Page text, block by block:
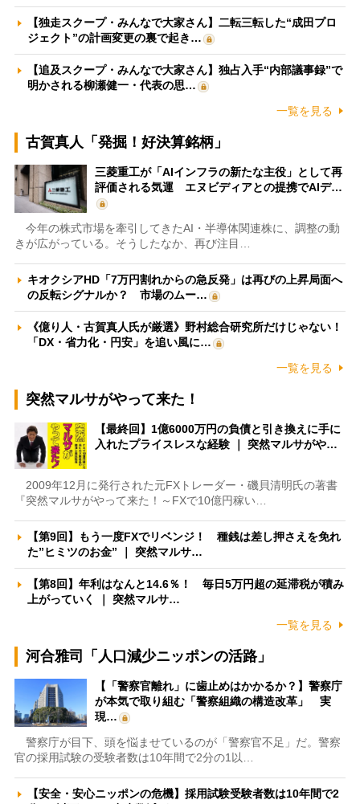
【独走スクープ・みんなで大家さん】二転三転した“成田プロ
ジェクト”の計画変更の裏で起き…
【追及スクープ・みんなで大家さん】独占入手“内部議事録”で
明かされる柳瀬健一・代表の思…
一覧を見る
古賀真人「発掘！好決算銘柄」
三菱重工が「AIインフラの新たな主役」として再
評価される気運 エヌビディアとの提携でAIデ…
今年の株式市場を牽引してきたAI・半導体関連株に、調整の動
きが広がっている。そうしたなか、再び注目…
キオクシアHD「7万円割れからの急反発」は再びの上昇局面へ
の反転シグナルか？ 市場のムー…
《億り人・古賀真人氏が厳選》野村総合研究所だけじゃない！
「DX・省力化・円安」を追い風に…
一覧を見る
突然マルサがやって来た！
【最終回】1億6000万円の負債と引き換えに手に
入れたプライスレスな経験 ｜ 突然マルサがや…
2009年12月に発行された元FXトレーダー・磯貝清明氏の著書
『突然マルサがやって来た！～FXで10億円稼い…
【第9回】もう一度FXでリベンジ！ 種銭は差し押さえを免れ
た”ヒミツのお金” ｜ 突然マルサ…
【第8回】年利はなんと14.6％！ 毎日5万円超の延滞税が積み
上がっていく ｜ 突然マルサ…
一覧を見る
河合雅司「人口減少ニッポンの活路」
【「警察官離れ」に歯止めはかかるか？】警察庁
が本気で取り組む「警察組織の構造改革」 実
現…
警察庁が目下、頭を悩ませているのが「警察官不足」だ。警察
官の採用試験の受験者数は10年間で2分の1以…
【安全・安心ニッポンの危機】採用試験受験者数は10年間で2